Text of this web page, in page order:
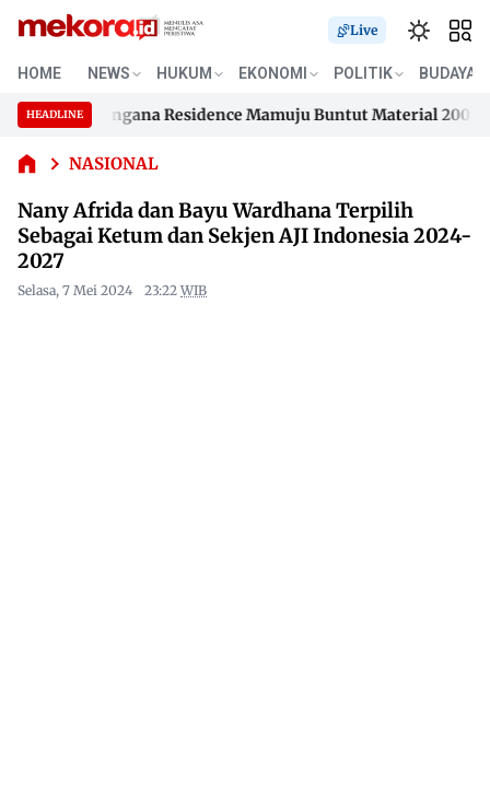
Live
HOME NEWS HUKUM EKONOMI POLITIK BUDAYA
HEADLINE
Samusengana Residence Mamuju Buntut Material 200 Juta
Samusengana Residence Mamuju Buntut Material 200 Juta
NASIONAL
Nany
dan Bayu
Wardhana
Terpilih
Ketum
Sekjen
AJI
Indonesia
2024-2027
Nany Afrida dan Bayu Wardhana Terpilih
Sebagai Ketum dan Sekjen AJI Indonesia 2024-
2027
Selasa, 7 Mei 2024 23:22 WIB